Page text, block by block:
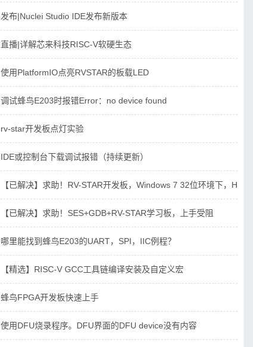
发布|Nuclei Studio IDE发布新版本
直播|详解芯来科技RISC-V软硬生态
使用PlatformIO点亮RVSTAR的板载LED
调试蜂鸟E203时报错Error：no device found
rv-star开发板点灯实验
IDE或控制台下载调试报错（持续更新）
【已解决】求助！RV-STAR开发板，Windows 7 32位环境下，
【已解决】求助！SES+GDB+RV-STAR学习板，上手受阻
哪里能找到蜂鸟E203的UART，SPI，IIC例程？
【精选】RISC-V GCC工具链编译安装及自定义宏
蜂鸟FPGA开发板快速上手
使用DFU烧录程序。DFU界面的DFU device没有内容